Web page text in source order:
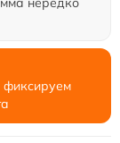
фиксируем